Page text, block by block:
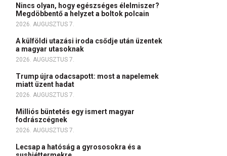
Nincs olyan, hogy egészséges élelmiszer?
Megdöbbentő a helyzet a boltok polcain
2026. AUGUSZTUS 7.
A külföldi utazási iroda csődje után üzentek
a magyar utasoknak
2026. AUGUSZTUS 7.
Trump újra odacsapott: most a napelemek
miatt üzent hadat
2026. AUGUSZTUS 7.
Milliós büntetés egy ismert magyar
fodrászcégnek
2026. AUGUSZTUS 7.
Lecsap a hatóság a gyrososokra és a